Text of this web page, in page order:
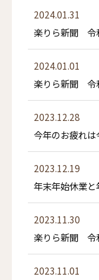
2024.01.31
楽りら新聞 令
2024.01.01
楽りら新聞 令
2023.12.28
今年のお疲れ
2023.12.19
年末年始休業
2023.11.30
楽りら新聞 令
2023.11.01